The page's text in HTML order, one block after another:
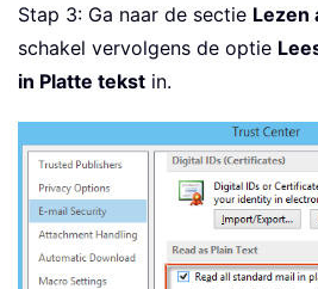
Stap 3: Ga naar de sectie Lezen
schakel vervolgens de optie
in Platte tekst in.